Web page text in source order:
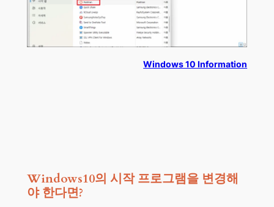
Windows 10 Information
Windows10의 시작 프로그램을 변경해
야 한다면?